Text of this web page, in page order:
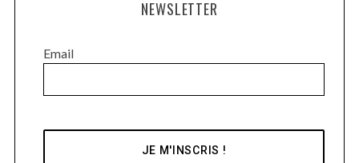
NEWSLETTER
Email